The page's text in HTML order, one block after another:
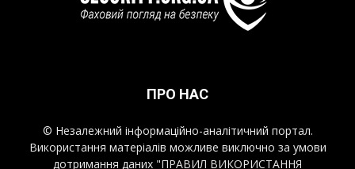
ПРО НАС
© Незалежний інформаційно-аналітичний портал.
Використання матеріалів можливе виключно за умови
дотримання даних "ПРАВИЛ ВИКОРИСТАННЯ